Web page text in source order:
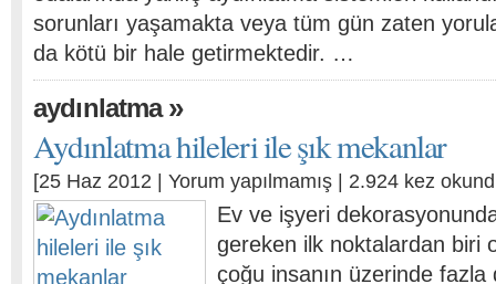
sorunları yaşamakta veya tüm gün zaten
da kötü bir hale getirmektedir. …
aydınlatma»
Aydınlatma hileleri ile şık mekanlar
[25 Haz 2012 | Yorum yapılmamış | 2.924 kez
Ev ve işyeri
gereken ilk noktalardan biri
çoğu insanın üzerinde fazla